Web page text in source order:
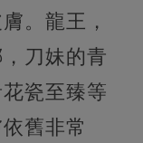
。龍王，
刀妹的青
瓷至臻等
舊非常